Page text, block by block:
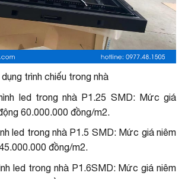
trình chiếu trong nhà
led trong nhà P1.25 SMD: Mức giá
60.000.000 đồng/m2.
led trong nhà P1.5 SMD: Mức giá niêm
đồng/m2.
led trong nhà P1.6SMD: Mức giá niêm